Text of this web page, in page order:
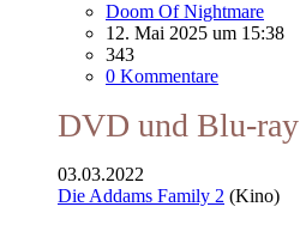
Doom Of Nightmare
12. Mai 2025 um 15:38
343
0 Kommentare
DVD und Blu-ray
03.03.2022
Die Addams Family 2 (Kino)